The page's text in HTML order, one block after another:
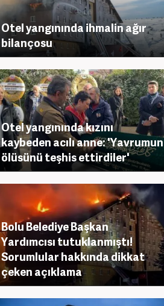
Otel yangınında ihmalin ağır
bilançosu
Otel yangınında kızını
kaybeden acılı anne: 'Yavrumun
ölüsünü teşhis ettirdiler'
Bolu Belediye Başkan
Yardımcısı tutuklanmıştı!
Sorumlular hakkında dikkat
çeken açıklama